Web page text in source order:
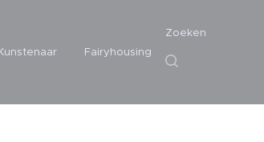
Fairyhousing
Zoeken